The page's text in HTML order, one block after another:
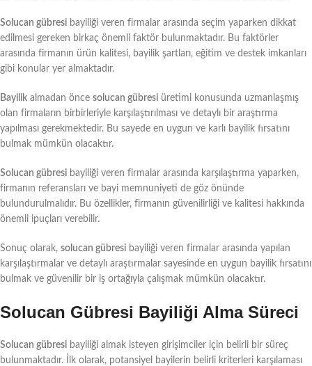
Solucan gübresi bayiliği veren firmalar arasında seçim yaparken dikkat
edilmesi gereken birkaç önemli faktör bulunmaktadır. Bu faktörler
arasında firmanın ürün kalitesi, bayilik şartları, eğitim ve destek imkanları
gibi konular yer almaktadır.
Bayilik almadan önce solucan gübresi üretimi konusunda uzmanlaşmış
olan firmaların birbirleriyle karşılaştırılması ve detaylı bir araştırma
yapılması gerekmektedir. Bu sayede en uygun ve karlı bayilik fırsatını
bulmak mümkün olacaktır.
Solucan gübresi bayiliği veren firmalar arasında karşılaştırma yaparken,
firmanın referansları ve bayi memnuniyeti de göz önünde
bulundurulmalıdır. Bu özellikler, firmanın güvenilirliği ve kalitesi hakkında
önemli ipuçları verebilir.
Sonuç olarak, solucan gübresi bayiliği veren firmalar arasında yapılan
karşılaştırmalar ve detaylı araştırmalar sayesinde en uygun bayilik fırsatını
bulmak ve güvenilir bir iş ortağıyla çalışmak mümkün olacaktır.
Solucan Gübresi Bayiliği Alma Süreci
Solucan gübresi bayiliği almak isteyen girişimciler için belirli bir süreç
bulunmaktadır. İlk olarak, potansiyel bayilerin belirli kriterleri karşılaması